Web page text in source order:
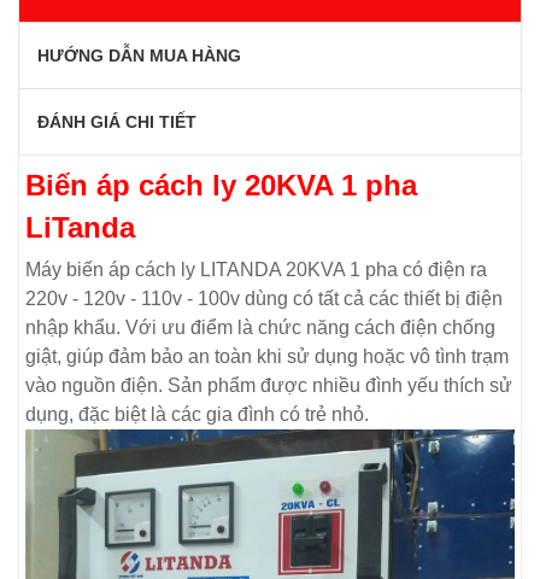
HƯỚNG DẪN MUA HÀNG
ĐÁNH GIÁ CHI TIẾT
Biến áp cách ly 20KVA 1 pha
LiTanda
Máy biến áp cách ly LITANDA 20KVA 1 pha có điện ra
220v - 120v - 110v - 100v dùng có tất cả các thiết bị điện
nhập khẩu. Với ưu điểm là chức năng cách điện chống
giật, giúp đảm bảo an toàn khi sử dụng hoặc vô tình trạm
vào nguồn điện. Sản phẩm được nhiều đình yếu thích sử
dụng, đặc biệt là các gia đình có trẻ nhỏ.